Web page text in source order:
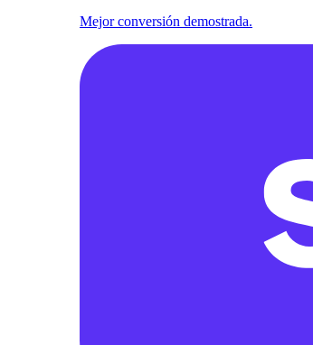
Mejor conversión demostrada.